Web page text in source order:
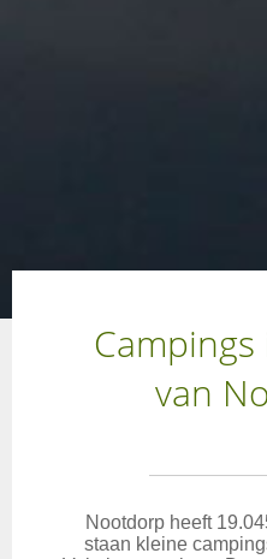
van
Nootdorp heeft
staan kleine